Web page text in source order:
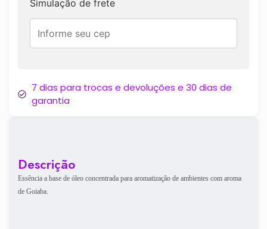
Descrição
Essência a base de óleo concentrada para aromatização de ambientes com aroma
de Goiaba.
Simulação de frete
7 dias para trocas e devoluções e 30 dias de
garantia